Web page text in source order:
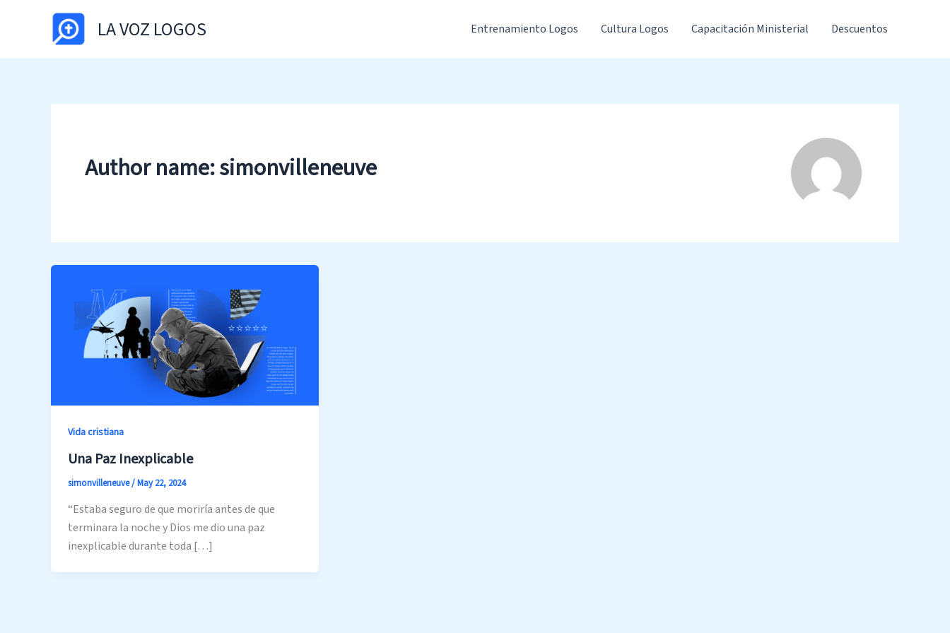
LA VOZ LOGOS Entrenamiento Logos Cultura Logos Capacitación Ministerial Descuentos
Author name: simonvilleneuve
Vida cristiana
Una Paz Inexplicable
simonvilleneuve/May 22, 2024
“Estaba seguro de que moriría antes de que
terminara la noche y Dios me dio una paz
inexplicable durante toda […]